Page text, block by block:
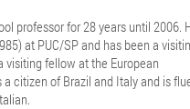
professor for 28 years until 2006.
at PUC/SP and has been a
visiting fellow at the European
citizen of Brazil and Italy and is